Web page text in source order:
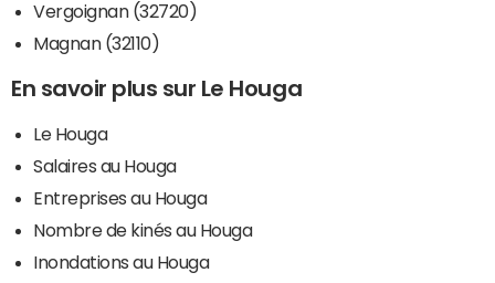
Vergoignan (32720)
Magnan (32110)
En savoir plus sur Le Houga
Le Houga
Salaires au Houga
Entreprises au Houga
Nombre de kinés au Houga
Inondations au Houga